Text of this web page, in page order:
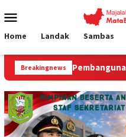
ke
Mobile
Home Landak Sambas
BreakingnewsJembatan